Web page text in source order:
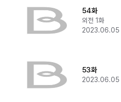
54화
외전 1화
2023.06.05
53화
2023.06.05